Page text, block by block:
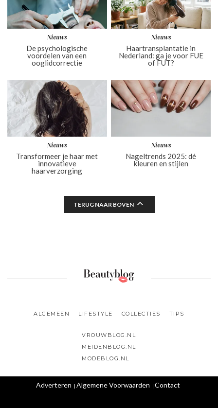
Nieuws
De psychologische
voordelen van een
ooglidcorrectie
Nieuws
Haartransplantatie in
Nederland: ga je voor FUE
of FUT?
Nieuws
Transformeer je haar met
innovatieve
haarverzorging
Nieuws
Nageltrends 2025: dé
kleuren en stijlen
TERUG NAAR BOVEN
ALGEMEEN LIFESTYLE COLLECTIES TIPS
VROUWBLOG.NL
MEIDENBLOG.NL
MODEBLOG.NL
Adverteren Algemene Voorwaarden Contact